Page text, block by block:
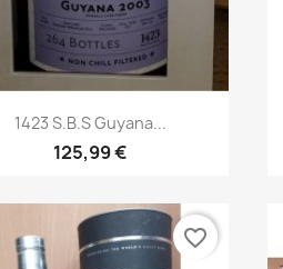
Aperçu rapide
1423 S.B.S Guyana...
125,99 €
favorite_border